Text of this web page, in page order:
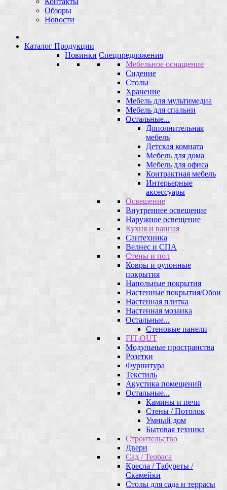
Обзоры
Новости
Каталог Продукции
Новинки Спецпредложения
Мебельное оснащение
Сидение
Столы
Хранение
Мебель для мультимедиа
Мебель для спальни
Остальные...
Дополнительная
мебель
Детская комната
Мебель для дома
Мебель для офиса
Контрактная мебель
Интерьерные
аксессуары
Освещение
Внутреннее освещение
Наружное освещение
Кухня и ванная
Сантехника
Велнес и СПА
Стены и пол
Ковры и рулонные
покрытия
Напольные покрытия
Настенные покрытия/Обои
Настенная плитка
Настенная мозаика
Остальные...
Стеновые панели
FIT-OUT
Модульные пространства
Розетки
Фурнитура
Текстиль
Акустика помещений
Остальные...
Камины и печи
Стены / Потолок
Умный дом
Бытовая техника
Строительство
Двери
Сад / Терраса
Кресла / Табуреты /
Скамейки
Столы для сада и террасы